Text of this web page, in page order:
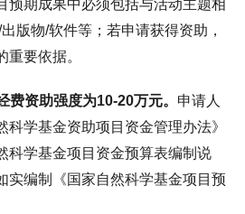
预期成果中必须包括与活动主题相
版物/软件等；若申请获得资助，
重要依据。
费资助强度为10-20万元。 申请人
科学基金资助项目资金管理办法》
科学基金项目资金预算表编制说
实编制《国家自然科学基金项目预